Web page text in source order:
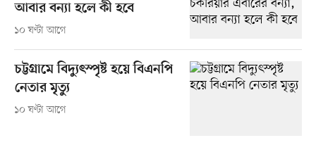
আবার বন্যা হলে কী হবে
১০ ঘণ্টা আগে
চট্টগ্রামে বিদ্যুৎস্পৃষ্ট হয়ে বিএনপি
নেতার মৃত্যু
১০ ঘণ্টা আগে